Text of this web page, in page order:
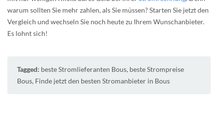
warum sollten Sie mehr zahlen, als Sie müssen? Starten Sie jetzt den
Vergleich und wechseln Sie noch heute zu Ihrem Wunschanbieter.
Es lohnt sich!
Tagged: beste Stromlieferanten Bous, beste Strompreise
Bous, Finde jetzt den besten Stromanbieter in Bous